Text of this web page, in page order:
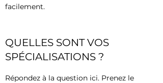
facilement.
QUELLES SONT VOS
SPÉCIALISATIONS ?
Répondez à la question ici. Prenez le